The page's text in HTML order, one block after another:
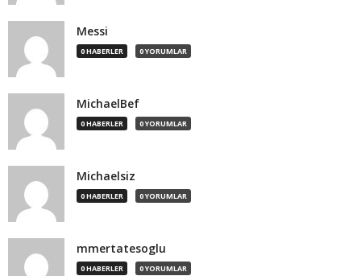
Messi
0 HABERLER 0 YORUMLAR
MichaelBef
0 HABERLER 0 YORUMLAR
Michaelsiz
0 HABERLER 0 YORUMLAR
mmertatesoglu
0 HABERLER 0 YORUMLAR